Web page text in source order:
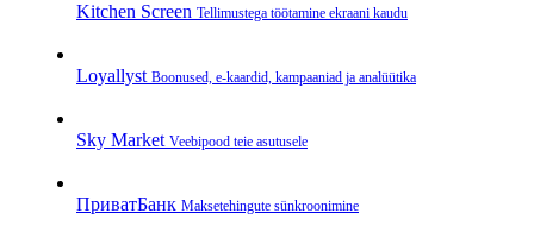
Kitchen Screen Tellimustega töötamine ekraani kaudu
Loyallyst Boonused, e‑kaardid, kampaaniad ja analüütika
Sky Market Veebipood teie asutusele
ПриватБанк Makse­tehingute sünkroonimine